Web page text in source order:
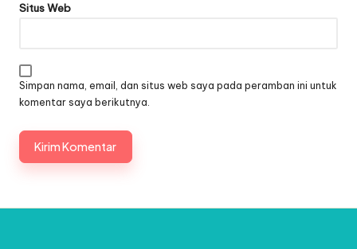
Situs Web
Simpan nama, email, dan situs web saya pada peramban ini untuk
komentar saya berikutnya.